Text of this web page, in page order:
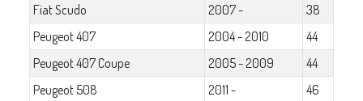
Fiat Scudo
2007 -
38
Peugeot 407
2004 - 2010
44
Peugeot 407 Coupe
2005 - 2009
44
Peugeot 508
2011 -
46